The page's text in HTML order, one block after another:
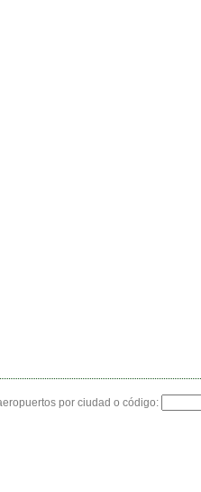
por ciudad o código: